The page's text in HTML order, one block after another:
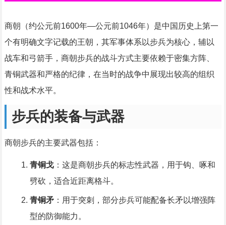
商朝（约公元前1600年—公元前1046年）是中国历史上第一
个有明确文字记载的王朝，其军事体系以步兵为核心，辅以
战车和弓箭手，商朝步兵的战斗方式主要依赖于密集方阵、
青铜武器和严格的纪律，在当时的战争中展现出较高的组织
性和战术水平。
步兵的装备与武器
商朝步兵的主要武器包括：
青铜戈：这是商朝步兵的标志性武器，用于钩、啄和
劈砍，适合近距离格斗。
青铜矛：用于突刺，部分步兵可能配备长矛以增强阵
型的防御能力。